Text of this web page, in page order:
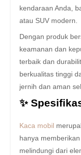
kendaraan Anda,
atau SUV modern.
Dengan produk
keamanan dan
terbaik dan
berkualitas tinggi
jernih dan aman
✨
Kaca mobil
hanya
melindungi dari